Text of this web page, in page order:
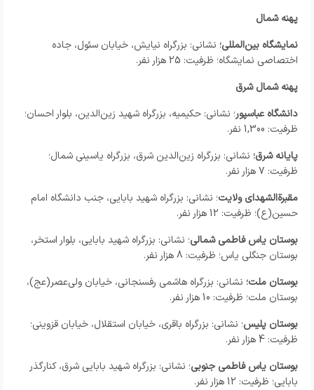
پهنه شمال
نمایشگاه بین‌المللی؛ نشانی: بزرگراه نیایش، خیابان سئول، جاده
اختصاصی نمایشگاه؛ ظرفیت: 25 هزار نفر.
پهنه شمال شرق
دانشگاه عباسپور؛ نشانی: حکیمیه، بزرگراه شهید زین‌الدین، بلوار احسان؛
ظرفیت: 1,300 نفر.
پایانه شرق؛ نشانی: بزرگراه زین‌الدین شرق، بزرگراه یاسینی شمال؛
ظرفیت: 7 هزار نفر.
مقبرةالشهدای ولایت؛ نشانی: بزرگراه شهید بابایی، جنب دانشگاه امام
حسین(ع)؛ ظرفیت: 12 هزار نفر.
بوستان یاس فاطمی شمالی؛ نشانی: بزرگراه شهید بابایی، بلوار استخر،
بوستان جنگلی یاس؛ ظرفیت: 8 هزار نفر.
بوستان ملت؛ نشانی: بزرگراه هاشمی رفسنجانی، خیابان ولی‌عصر(عج)،
بوستان ملت؛ ظرفیت: 10 هزار نفر.
بوستان پلیس؛ نشانی: بزرگراه باقری، خیابان استقلال، خیابان قزوینی؛
ظرفیت: 4 هزار نفر.
بوستان یاس فاطمی جنوبی؛ نشانی: بزرگراه شهید بابایی شرق، کنارگذر
بابایی؛ ظرفیت: 12 هزار نفر.